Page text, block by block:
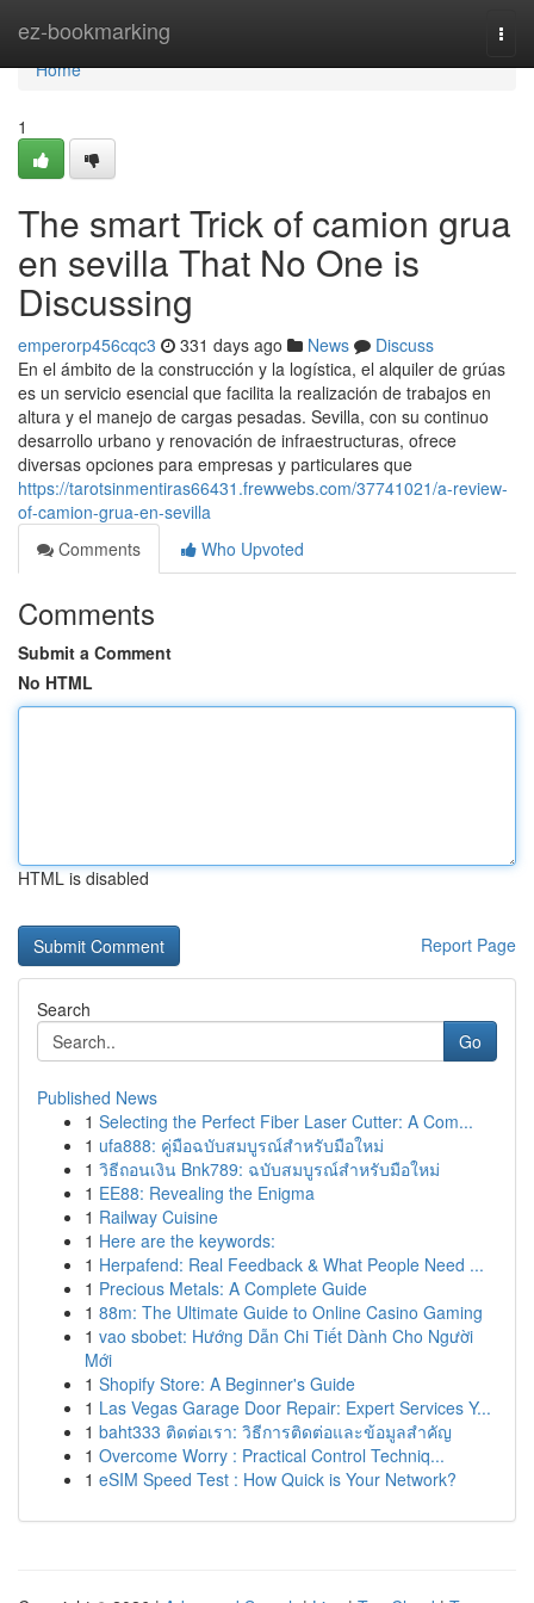
ez-bookmarking
Home
Home
1
The smart Trick of camion grua
en sevilla That No One is
Discussing
emperorp456cqc3 331 days ago News
Discuss
En el ámbito de la construcción y la logística, el alquiler de grúas
es un servicio esencial que facilita la realización de trabajos en
altura y el manejo de cargas pesadas. Sevilla, con su continuo
desarrollo urbano y renovación de infraestructuras, ofrece
diversas opciones para empresas y particulares que
https://tarotsinmentiras66431.frewwebs.com/37741021/a-review-
of-camion-grua-en-sevilla
Comments
Who Upvoted
Comments
Submit a Comment
No HTML
HTML is disabled
Report Page
Search
Go
Published News
1 Selecting the Perfect Fiber Laser Cutter: A Com...
1 ufa888: คู่มือฉบับสมบูรณ์สำหรับมือใหม่
1 วิธีถอนเงิน Bnk789: ฉบับสมบูรณ์สำหรับมือใหม่
1 EE88: Revealing the Enigma
1 Railway Cuisine
1 Here are the keywords:
1 Herpafend: Real Feedback & What People Need ...
1 Precious Metals: A Complete Guide
1 88m: The Ultimate Guide to Online Casino Gaming
1 vao sbobet: Hướng Dẫn Chi Tiết Dành Cho Người
Mới
1 Shopify Store: A Beginner's Guide
1 Las Vegas Garage Door Repair: Expert Services Y...
1 baht333 ติดต่อเรา: วิธีการติดต่อและข้อมูลสำคัญ
1 Overcome Worry : Practical Control Techniq...
1 eSIM Speed Test : How Quick is Your Network?